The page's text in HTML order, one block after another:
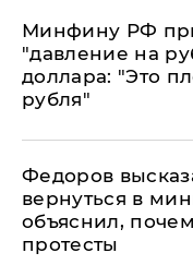
Минфину РФ
"давление на
доллара: "Это
рубля"
Федоров
вернуться в
объяснил,
протесты